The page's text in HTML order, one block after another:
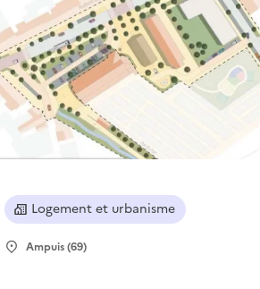
Logement et urbanisme
Ampuis (69)